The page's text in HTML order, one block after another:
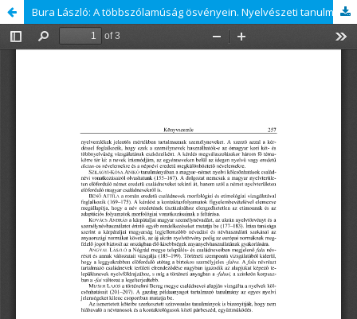
Bura László: A többszólamúság ösvényein. Nyelvészeti tanulmányok